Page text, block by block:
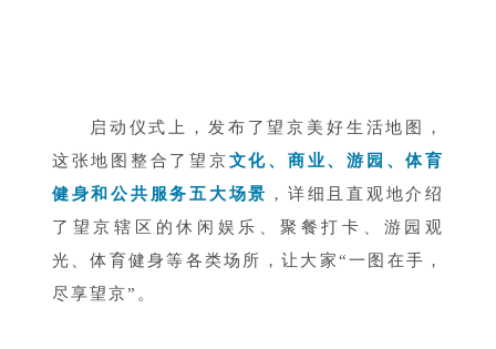
启动仪式上，发布了望京美好生活地图，
这张地图整合了望京文化、商业、游园、体育
健身和公共服务五大场景 ，详细且直观地介绍
了望京辖区的休闲娱乐、聚餐打卡、游园观
光、体育健身等各类场所，让大家“一图在手，
尽享望京”。